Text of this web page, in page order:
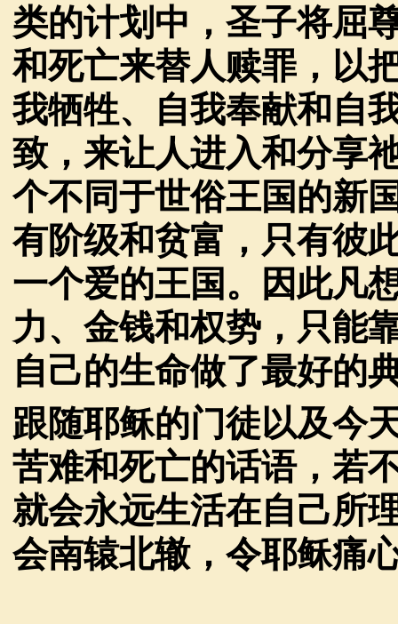
类的计划中，圣子将屈
和死亡来替人赎罪，以
我牺牲、自我奉献和自
致，来让人进入和分享
个不同于世俗王国的新
有阶级和贫富，只有彼
一个爱的王国。因此凡
力、金钱和权势，只能
自己的生命做了最好的
跟随耶稣的门徒以及今
苦难和死亡的话语，若
就会永远生活在自己所
会南辕北辙，令耶稣痛